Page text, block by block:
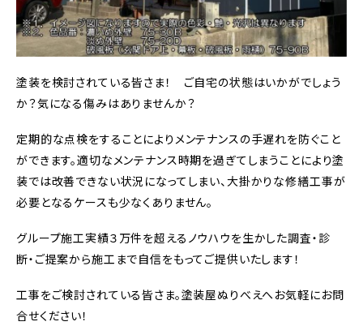
塗装を検討されている皆さま！ ご自宅の状態はいかがでしょう
か？気になる傷みはありませんか？
定期的な点検をすることによりメンテナンスの手遅れを防ぐこと
ができます。適切なメンテナンス時期を過ぎてしまうことにより塗
装では改善できない状況になってしまい、大掛かりな修繕工事が
必要となるケースも少なくありません。
グループ施工実績３万件を超えるノウハウを生かした調査・診
断・ご提案から施工まで自信をもってご提供いたします！
工事をご検討されている皆さま。塗装屋ぬりべえへお気軽にお問
合せください！